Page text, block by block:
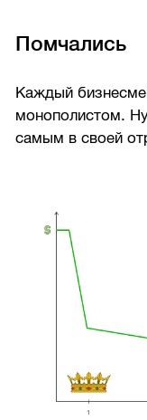
Помчались
Каждый
монополистом.
самым в своей